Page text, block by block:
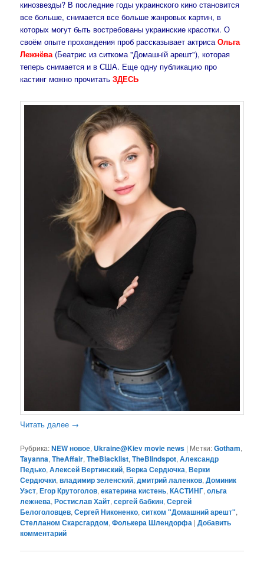
кинозвезды? В последние годы украинского кино становится
все больше, снимается все больше жанровых картин, в
которых могут быть востребованы украинские красотки. О
своём опыте прохождения проб рассказывает актриса Ольга
Лежнёва(Беатрис из ситкома "Домашнiй арешт"), которая
теперь снимается и в США. Еще одну публикацию про
кастинг можно прочитатьЗДЕСЬ
Читать далее →
Рубрика:NEW новое, Ukraine@Kiev movie news | Метки:Gotham,
Tayanna,TheAffair,TheBlacklist,TheBlindspot,Александр
Педько,Алексей Вертинский,Верка Сердючка,Верки
Сердючки,владимир зеленский,дмитрий лаленков,Доминик
Уэст,Егор Крутоголов,екатерина кистень,КАСТИНГ,ольга
лежнева,Ростислав Хайт,сергей бабкин,Сергей
Белоголовцев,Сергей Никоненко,ситком "Домашний арешт",
Стелланом Скарсгардом,Фолькера Шлендорфа |Добавить
комментарий